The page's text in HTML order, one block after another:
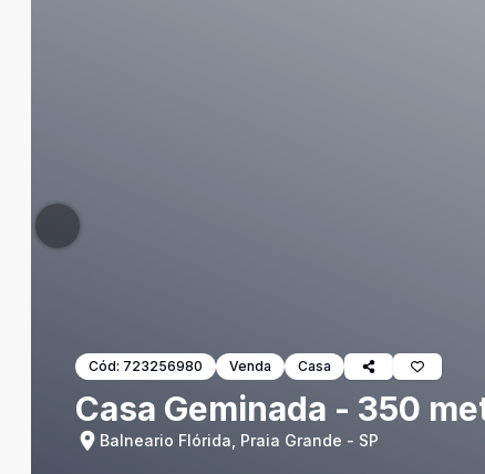
Cód: 723256980 Venda Casa
Casa Geminada - 350
Balneario Flórida, Praia Grande - SP